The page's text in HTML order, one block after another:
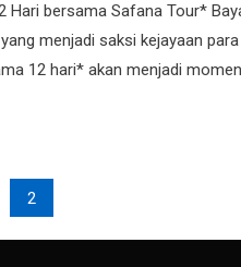
bersama Safana Tour*
menjadi saksi kejayaan
12 hari* akan menjadi
2